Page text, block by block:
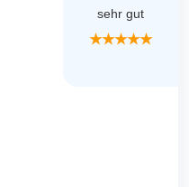
sehr gut
★★★★★